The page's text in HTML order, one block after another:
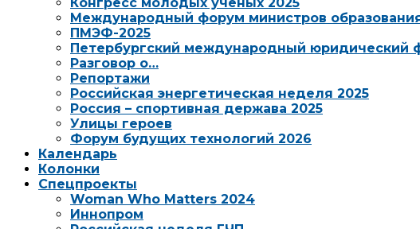
Международный форум министров
ПМЭФ-2025
Петербургский международный юридический
Разговор о…
Репортажи
Российская энергетическая неделя 2025
Россия – спортивная держава 2025
Улицы героев
Форум будущих технологий 2026
Календарь
Колонки
Спецпроекты
Woman Who Matters 2024
Иннопром